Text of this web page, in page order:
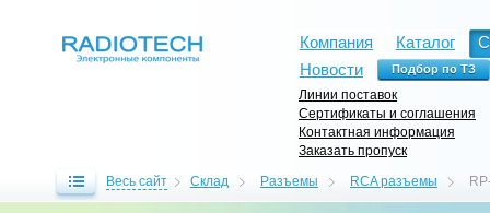
Компания Каталог
Новости
Линии поставок
Сертификаты и соглашения
Контактная информация
Заказать пропуск
Весь сайт Склад Разъемы RCA разъемы